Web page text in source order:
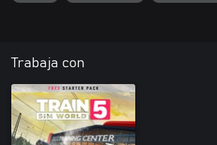
Trabaja con